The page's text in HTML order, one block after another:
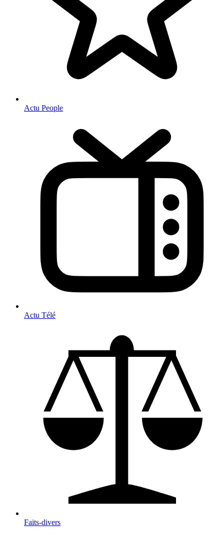
Actu People
Actu Télé
Faits-divers